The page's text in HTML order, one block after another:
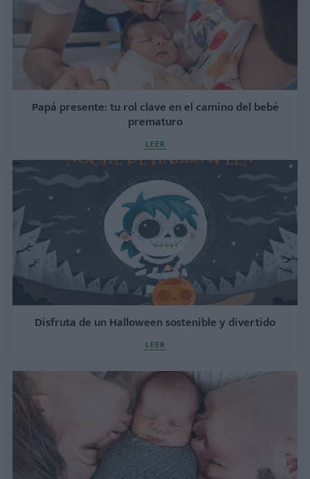
Papá presente: tu rol clave en el camino del bebé
prematuro
LEER
Disfruta de un Halloween sostenible y divertido
LEER